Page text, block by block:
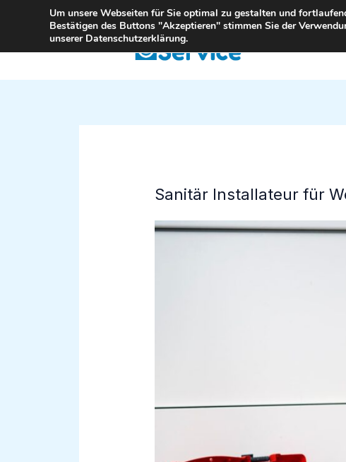
springen
Sanitär Installateur für
Um unsere Webseiten für Sie optimal zu gestalten und
Bestätigen des Buttons "Akzeptieren" stimmen Sie der
unserer Datenschutzerklärung.